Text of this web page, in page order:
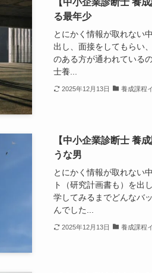
る最年少
とにかく情報が取れない
出し、面接をしてもらい
のある方が通われている
士養...
2025年12月13日 養成課程
【中小企業診断士 養
うな男
とにかく情報が取れない
ト（研究計画書も）を出
学してみるまでどんなバ
んでした...
2025年12月13日 養成課程